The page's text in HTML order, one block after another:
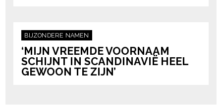
BIJZONDERE NAMEN
‘MIJN VREEMDE VOORNAAM
SCHIJNT IN SCANDINAVIË HEEL
GEWOON TE ZIJN’